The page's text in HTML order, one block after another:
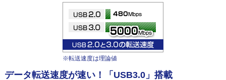
※転送速度は理論値
データ転送速度が速い！「USB3.0」搭載